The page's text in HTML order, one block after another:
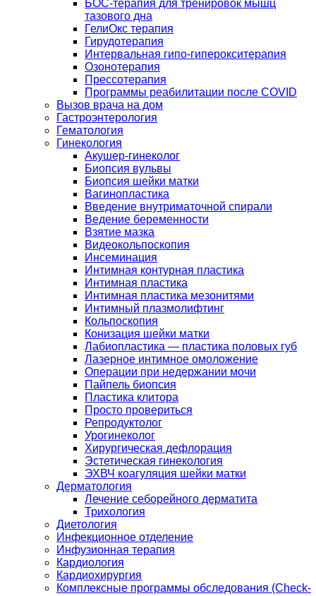
БОС-терапия для тренировок мышц
тазового дна
ГелиОкс терапия
Гирудотерапия
Интервальная гипо-гиперокситерапия
Озонотерапия
Прессотерапия
Программы реабилитации после СOVID
Вызов врача на дом
Гастроэнтерология
Гематология
Гинекология
Акушер-гинеколог
Биопсия вульвы
Биопсия шейки матки
Вагинопластика
Введение внутриматочной спирали
Ведение беременности
Взятие мазка
Видеокольпоскопия
Инсеминация
Интимная контурная пластика
Интимная пластика
Интимная пластика мезонитями
Интимный плазмолифтинг
Кольпоскопия
Конизация шейки матки
Лабиопластика — пластика половых губ
Лазерное интимное омоложение
Операции при недержании мочи
Пайпель биопсия
Пластика клитора
Просто провериться
Репродуктолог
Урогинеколог
Хирургическая дефлорация
Эстетическая гинекология
ЭХВЧ коагуляция шейки матки
Дерматология
Лечение себорейного дерматита
Трихология
Диетология
Инфекционное отделение
Инфузионная терапия
Кардиология
Кардиохирургия
Комплексные программы обследования (Check-